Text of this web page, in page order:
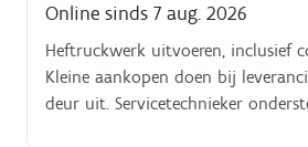
Online sinds 7 aug. 2026
Heftruckwerk uitvoeren, inclusief
Kleine aankopen doen bij leveranciers soms
deur uit. Servicetechnieker